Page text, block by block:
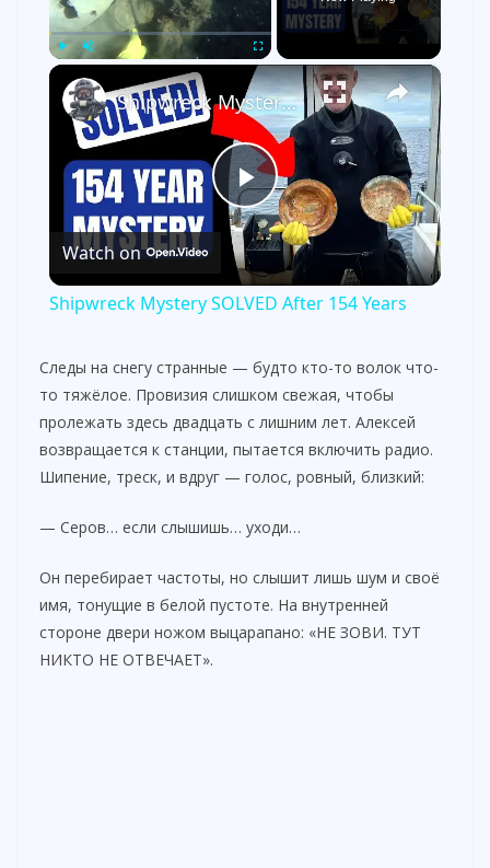
Fullscreen ×
P
l
y
V
i
d
Shipwreck Mystery SOLVED After 154 Years
Watch on
Shipwreck Mystery SOLVED After 154 Years
Следы на снегу странные — будто кто-то волок что-
то тяжёлое. Провизия слишком свежая, чтобы
пролежать здесь двадцать с лишним лет. Алексей
возвращается к станции, пытается включить радио.
Шипение, треск, и вдруг — голос, ровный, близкий:
— Серов… если слышишь… уходи…
Он перебирает частоты, но слышит лишь шум и своё
имя, тонущие в белой пустоте. На внутренней
стороне двери ножом выцарапано: «НЕ ЗОВИ. ТУТ
НИКТО НЕ ОТВЕЧАЕТ».